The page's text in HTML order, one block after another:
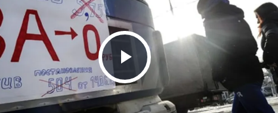
Play Video